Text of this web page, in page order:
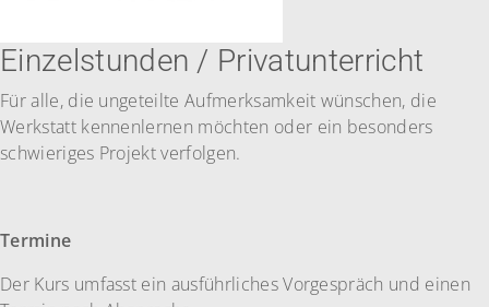
Einzelstunden / Privatunterricht
Für alle, die ungeteilte Aufmerksamkeit wünschen, die
Werkstatt kennenlernen möchten oder ein besonders
schwieriges Projekt verfolgen.
Termine
Der Kurs umfasst ein ausführliches Vorgespräch und einen